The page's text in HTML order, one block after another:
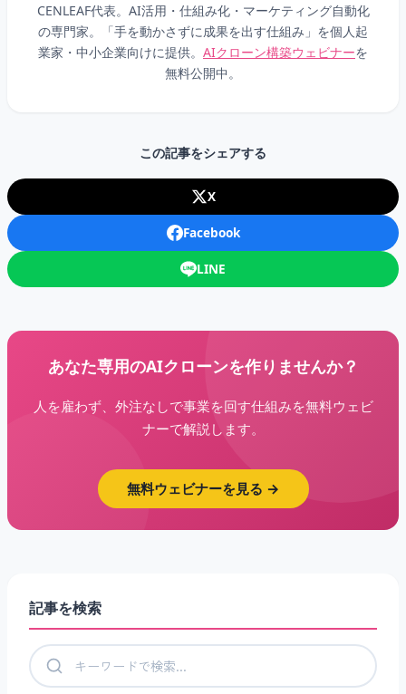
CENLEAF代表。AI活用・仕組み化・マーケティング自動化
の専門家。「手を動かさずに成果を出す仕組み」を個人起
業家・中小企業向けに提供。 AIクローン構築ウェビナーを
無料公開中。
この記事をシェアする
X
Facebook
LINE
あなた専用のAIクローンを作りませんか？
人を雇わず、外注なしで事業を回す仕組みを無料ウェビ
ナーで解説します。
無料ウェビナーを見る →
記事を検索
記事を検索